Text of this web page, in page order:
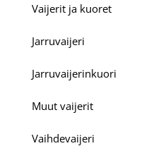
Vaijerit ja kuoret
Jarruvaijeri
Jarruvaijerinkuori
Muut vaijerit
Vaihdevaijeri